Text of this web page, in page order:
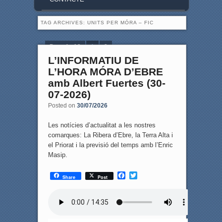
TAG ARCHIVES: UNITS PER MÓRA – FIC
Page 1 of 2 1 2
L’INFORMATIU DE
L’HORA MÓRA D’EBRE
amb Albert Fuertes (30-
07-2026)
Posted on 30/07/2026
Les notícies d’actualitat a les nostres
comarques: La Ribera d’Ebre, la Terra Alta i
el Priorat i la previsió del temps amb l’Enric
Masip.
Share Post
F
T